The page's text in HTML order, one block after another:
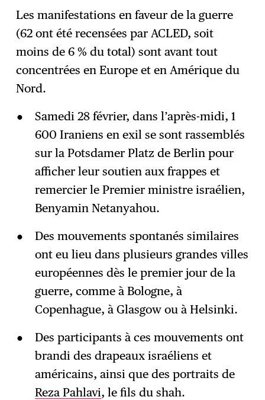
Les manifestations en faveur de la guerre
(62 ont été recensées par ACLED, soit
moins de 6 % du total) sont avant tout
concentrées en Europe et en Amérique du
Nord.
Samedi 28 février, dans l’après-midi, 1
600 Iraniens en exil se sont rassemblés
sur la Potsdamer Platz de Berlin pour
afficher leur soutien aux frappes et
remercier le Premier ministre israélien,
Benyamin Netanyahou.
Des mouvements spontanés similaires
ont eu lieu dans plusieurs grandes villes
européennes dès le premier jour de la
guerre, comme à Bologne, à
Copenhague, à Glasgow ou à Helsinki.
Des participants à ces mouvements ont
brandi des drapeaux israéliens et
américains, ainsi que des portraits de
Reza Pahlavi, le fils du shah.